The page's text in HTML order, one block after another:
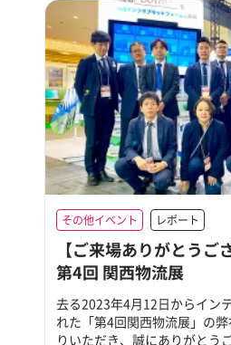
その他イベント レポート
【ご来場ありがとうご
第4回 関西物流展
去る2023年4月12日からイン
れた「第4回関西物流展」の
りいただき、誠にありがとう